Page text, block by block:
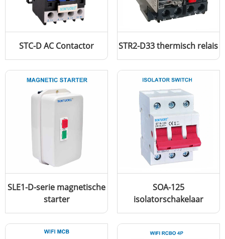
STC-D AC Contactor STR2-D33 thermisch relais
SLE1-D-serie magnetische
starter
SOA-125
isolatorschakelaar